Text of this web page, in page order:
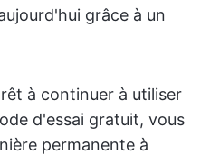
grâce à un
à continuer à utiliser
d'essai gratuit, vous
permanente à